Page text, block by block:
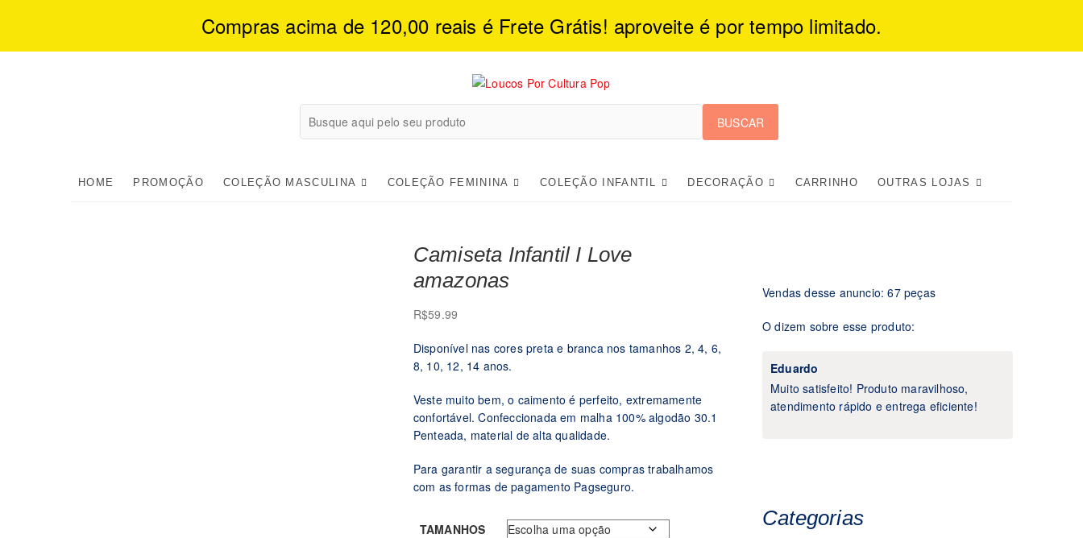
Compras acima de 120,00 reais é Frete Grátis! aproveite é por tempo limitado.
Loucos Por Cultura Pop
HOME PROMOÇÃO COLEÇÃO MASCULINA COLEÇÃO FEMININA COLEÇÃO INFANTIL DECORAÇÃO CARRINHO OUTRAS LOJAS
Camiseta Infantil I Love
amazonas
R$59.99
Disponível nas cores preta e branca nos tamanhos 2, 4, 6,
8, 10, 12, 14 anos.
Veste muito bem, o caimento é perfeito, extremamente
confortável. Confeccionada em malha 100% algodão 30.1
Penteada, material de alta qualidade.
Para garantir a segurança de suas compras trabalhamos
com as formas de pagamento Pagseguro.
TAMANHOS
Vendas desse anuncio: 67 peças
O dizem sobre esse produto:
Eduardo
Muito satisfeito! Produto maravilhoso,
atendimento rápido e entrega eficiente!
Categorias